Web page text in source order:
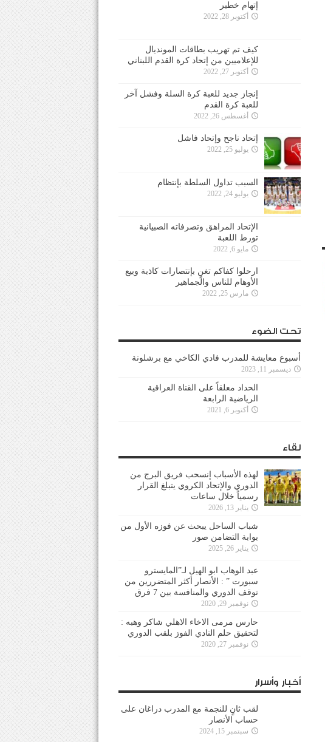
إتهام خطير
أكتوبر 28, 2022
كيف تم تهريب بطاقات المونديال
للإعلاميين من إتحاد كرة القدم اللبناني
أكتوبر 27, 2022
إنجاز جديد للعبة كرة السلة وفشل آخر
للعبة كرة القدم
أغسطس 26, 2022
إتحاد ناجح وإتحاد فاشل
يوليو 25, 2022
السبب تداول السلطة بإنتظام
يوليو 24, 2022
الإتحاد المراهق وتصرفاته الصبيانية
تورط اللعبة
مايو 6, 2022
ارحلوا كفاكم تغنٍ بإنتصارات كاذبة وبيع
الأوهام للناس والجماهير
مارس 25, 2022
تحت الضوء
أسبوع معايشة للمدرب فادي الكاخي مع برشلونة
ديسمبر 11, 2023
الحداد معلقاً على القناة العراقية
الرياضية الرابعة
أكتوبر 6, 2021
لقاء
لهذه الأسباب إنسحب فريق البرج من
الدوري والإتحاد الكروي يتبلغ القرار
رسمياً خلال ساعات
يناير 13, 2026
شباب الساحل يبحث عن فوزه الأول من
بوابة التضامن صور
يناير 26, 2025
عبد الوهاب ابو الهيل لـ”المايسترو
سبورت ” : الأنصار أكثر المتضررين من
توقف الدوري والمنافسة بين 7 فرق
نوفمبر 29, 2020
حارس مرمى الاخاء الاهلي شاكر وهبه :
لتحقيق حلم النادي الفوز بلقب الدوري
نوفمبر 27, 2020
أخبار وأسرار
لقب ثانٍ للنجمة مع المدرب دراغان على
حساب الأنصار
سبتمبر 15, 2024